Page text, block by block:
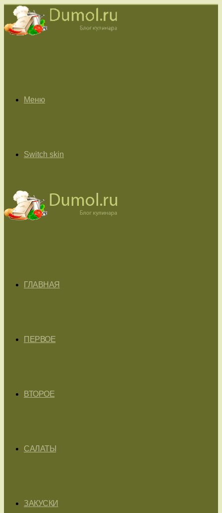
Меню
Switch skin
ГЛАВНАЯ
ПЕРВОЕ
ВТОРОЕ
САЛАТЫ
ЗАКУСКИ